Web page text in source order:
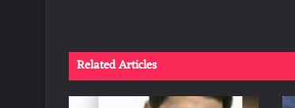
Related Articles